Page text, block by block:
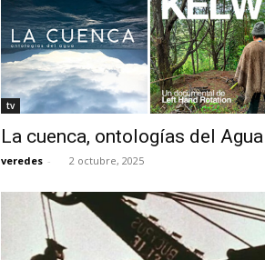
tv
La cuenca, ontologías del Agua
veredes - 2 octubre, 2025